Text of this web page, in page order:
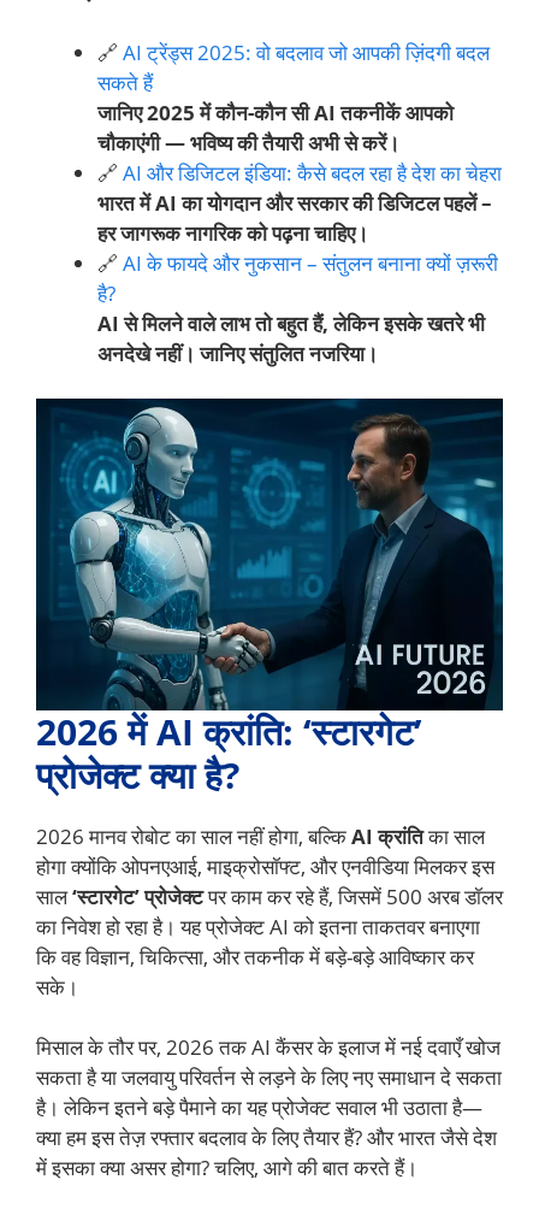
🔗 AI ट्रेंड्स 2025: वो बदलाव जो आपकी ज़िंदगी बदल
सकते हैं
जानिए 2025 में कौन-कौन सी AI तकनीकें आपको
चौकाएंगी — भविष्य की तैयारी अभी से करें।
🔗 AI और डिजिटल इंडिया: कैसे बदल रहा है देश का चेहरा
भारत में AI का योगदान और सरकार की डिजिटल पहलें –
हर जागरूक नागरिक को पढ़ना चाहिए।
🔗 AI के फायदे और नुकसान – संतुलन बनाना क्यों ज़रूरी
है?
AI से मिलने वाले लाभ तो बहुत हैं, लेकिन इसके खतरे भी
अनदेखे नहीं। जानिए संतुलित नजरिया।
2026 में AI क्रांति: ‘स्टारगेट’
प्रोजेक्ट क्या है?
2026 मानव रोबोट का साल नहीं होगा, बल्किAI क्रांतिका साल
होगा क्योंकि ओपनएआई, माइक्रोसॉफ्ट, और एनवीडिया मिलकर इस
साल‘स्टारगेट’ प्रोजेक्टपर काम कर रहे हैं, जिसमें 500 अरब डॉलर
का निवेश हो रहा है। यह प्रोजेक्ट AI को इतना ताकतवर बनाएगा
कि वह विज्ञान, चिकित्सा, और तकनीक में बड़े-बड़े आविष्कार कर
सके।
मिसाल के तौर पर, 2026 तक AI कैंसर के इलाज में नई दवाएँ खोज
सकता है या जलवायु परिवर्तन से लड़ने के लिए नए समाधान दे सकता
है। लेकिन इतने बड़े पैमाने का यह प्रोजेक्ट सवाल भी उठाता है—
क्या हम इस तेज़ रफ्तार बदलाव के लिए तैयार हैं? और भारत जैसे देश
में इसका क्या असर होगा? चलिए, आगे की बात करते हैं।